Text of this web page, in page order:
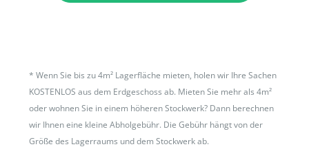
*Wenn Sie bis zu 4m² Lagerfläche mieten, holen wir Ihre Sachen
KOSTENLOS aus dem Erdgeschoss ab. Mieten Sie mehr als 4m²
oder wohnen Sie in einem höheren Stockwerk? Dann berechnen
wir Ihnen eine kleine Abholgebühr. Die Gebühr hängt von der
Größe des Lagerraums und dem Stockwerk ab.